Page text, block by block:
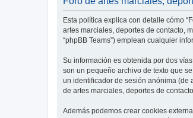
Esta política explica con detalle cómo
artes marciales, deportes de contacto,
“phpBB Teams”) emplean cualquier
Su información es obtenida por dos
son un pequeño archivo de texto que
un identificador de sesión anónima (de
de artes marciales, deportes de
Además podemos crear cookies